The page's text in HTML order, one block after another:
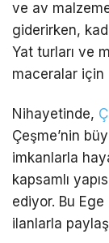
ve av
giderirken,
Yat turları ve
maceralar için
Nihayetinde,
Çeşme’nin
imkanlarla
kapsamlı
ediyor. Bu
ilanlarla